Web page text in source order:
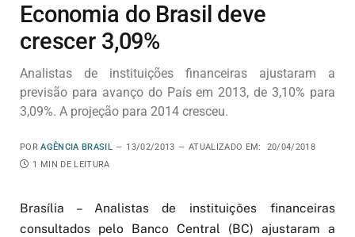
Economia do Brasil deve
crescer 3,09%
Analistas de instituições financeiras ajustaram a
previsão para avanço do País em 2013, de 3,10% para
3,09%. A projeção para 2014 cresceu.
POR AGÊNCIA BRASIL 13/02/2013 ATUALIZADO EM:
20/04/2018
1 MIN DE LEITURA
Brasília – Analistas de instituições financeiras
consultados pelo Banco Central (BC) ajustaram a